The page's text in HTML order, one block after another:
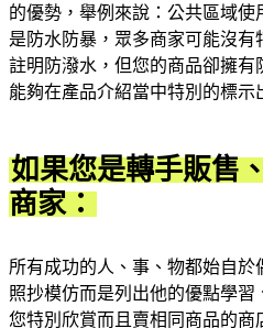
的優勢，舉例來說：公共區域
是防水防暴，眾多商家可能沒
註明防潑水，但您的商品卻擁
能夠在產品介紹當中特別的標示
如果您是轉手販售
商家：
所有成功的人、事、物都始自
照抄模仿而是列出他的優點學
您特別欣賞而且賣相同商品的